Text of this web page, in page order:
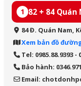
1 82 + 84 Quán
84 Đ. Quán Nam,
Xem bản đồ
Tel: 0985.88.9393 -
Bảo hành:
Email: